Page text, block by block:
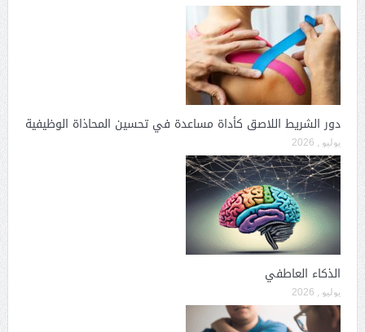
دور الشريط اللاصق كأداة مساعدة في تحسين المحاذاة الوظيفية
يوليو , 2026
الذكاء العاطفي
يوليو , 2026